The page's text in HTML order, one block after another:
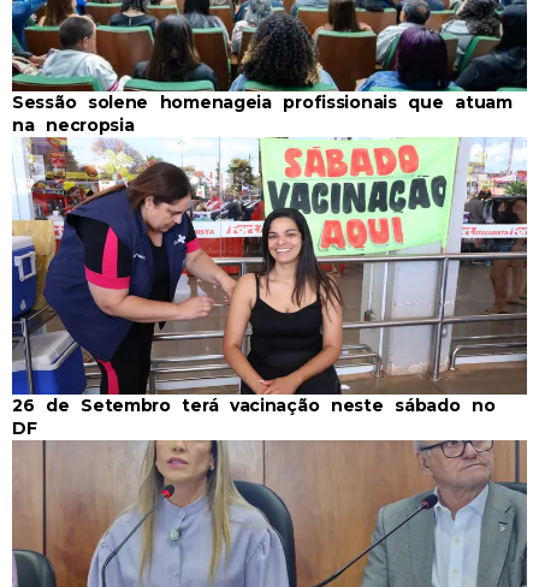
Sessão solene homenageia profissionais que atuam
na necropsia
26 de Setembro terá vacinação neste sábado no
DF